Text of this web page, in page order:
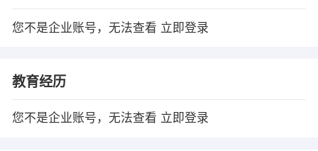
您不是企业账号，无法查看 立即登录
教育经历
您不是企业账号，无法查看 立即登录